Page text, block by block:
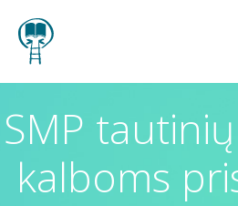
SMP
kalboms